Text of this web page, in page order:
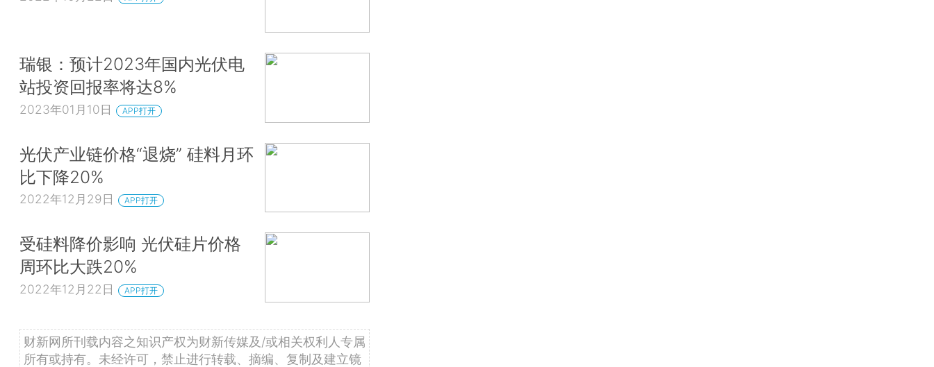
瑞银：预计2023年国内光伏电
站投资回报率将达8%
2023年01月10日 APP打开
光伏产业链价格“退烧” 硅料月环
比下降20%
2022年12月29日 APP打开
受硅料降价影响 光伏硅片价格
周环比大跌20%
2022年12月22日 APP打开
财新网所刊载内容之知识产权为财新传媒及/或相关权利人专属
所有或持有。未经许可，禁止进行转载、摘编、复制及建立镜